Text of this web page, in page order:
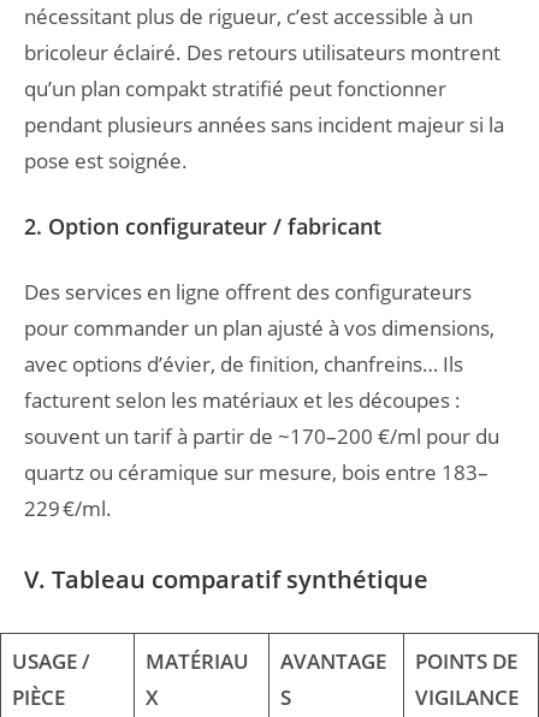
nécessitant plus de rigueur, c’est accessible à un
bricoleur éclairé. Des retours utilisateurs montrent
qu’un plan compakt stratifié peut fonctionner
pendant plusieurs années sans incident majeur si la
pose est soignée.
2. Option configurateur / fabricant
Des services en ligne offrent des configurateurs
pour commander un plan ajusté à vos dimensions,
avec options d’évier, de finition, chanfreins… Ils
facturent selon les matériaux et les découpes :
souvent un tarif à partir de ~170–200 €/ml pour du
quartz ou céramique sur mesure, bois entre 183–
229 €/ml.
V. Tableau comparatif synthétique
USAGE /
PIÈCE
MATÉRIAU
X
AVANTAGE
S
POINTS DE
VIGILANCE